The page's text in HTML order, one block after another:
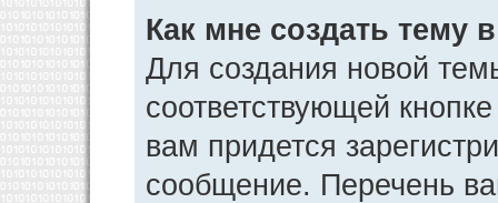
Как мне создать тему
Для создания новой
соответствующей
вам придется
сообщение. Перечень